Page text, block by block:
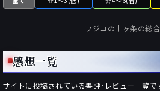
フジコの十ヶ条の総
感想一覧
サイトに投稿されている書評･レビュー一覧で